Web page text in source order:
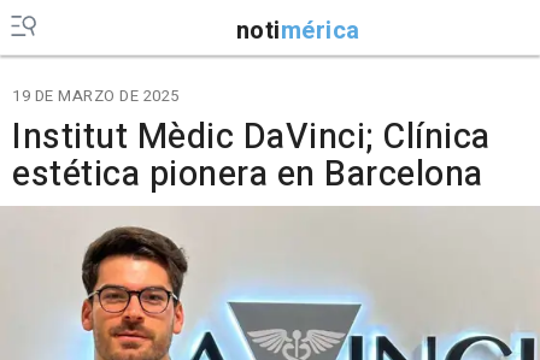
notimérica
19 DE MARZO DE 2025
Institut Mèdic DaVinci; Clínica
estética pionera en Barcelona